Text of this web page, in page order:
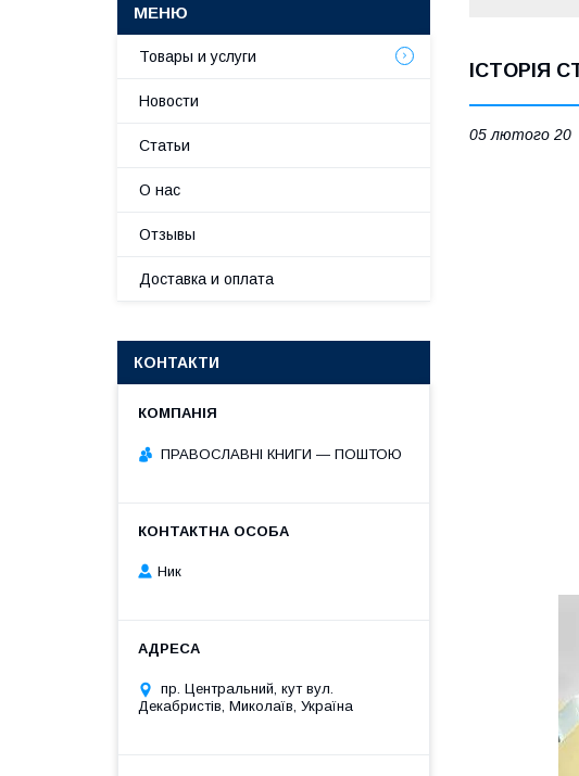
ІСТОРІЯ
05 лютого 20
Товары и услуги
Новости
Статьи
О нас
Отзывы
Доставка и оплата
КОНТАКТИ
ПРАВОСЛАВНІ КНИГИ — ПОШТОЮ
Ник
пр. Центральний, кут вул.
Декабристів, Миколаїв, Україна